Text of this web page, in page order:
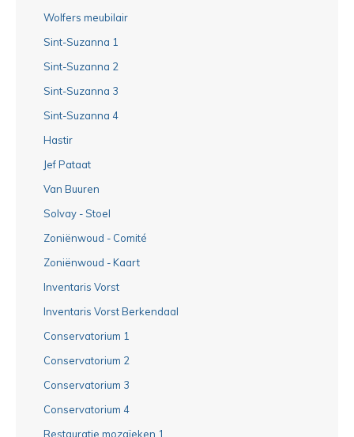
Wolfers meubilair
Sint-Suzanna 1
Sint-Suzanna 2
Sint-Suzanna 3
Sint-Suzanna 4
Hastir
Jef Pataat
Van Buuren
Solvay - Stoel
Zoniënwoud - Comité
Zoniënwoud - Kaart
Inventaris Vorst
Inventaris Vorst Berkendaal
Conservatorium 1
Conservatorium 2
Conservatorium 3
Conservatorium 4
Restauratie mozaïeken 1